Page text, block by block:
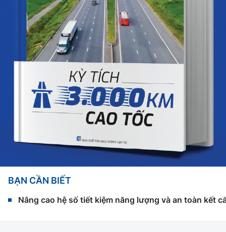
BẠN CẦN BIẾT
Nâng cao hệ số tiết kiệm năng lượng và an toàn kết